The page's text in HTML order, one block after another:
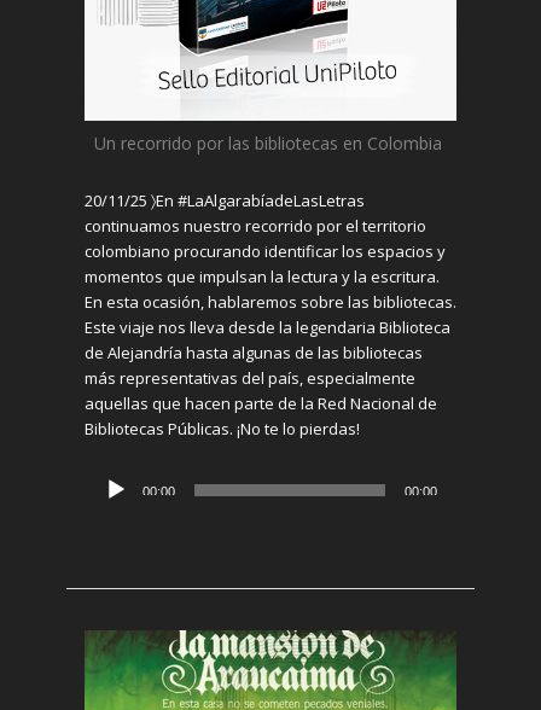
Un recorrido por las bibliotecas en Colombia
20/11/25 〉En #LaAlgarabíadeLasLetras
continuamos nuestro recorrido por el territorio
colombiano procurando identificar los espacios y
momentos que impulsan la lectura y la escritura.
En esta ocasión, hablaremos sobre las bibliotecas.
Este viaje nos lleva desde la legendaria Biblioteca
de Alejandría hasta algunas de las bibliotecas
más representativas del país, especialmente
aquellas que hacen parte de la Red Nacional de
Bibliotecas Públicas. ¡No te lo pierdas!
Reproductor
00:00 00:00